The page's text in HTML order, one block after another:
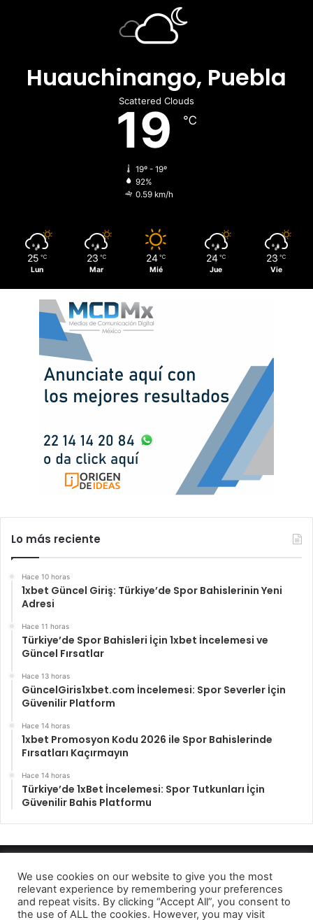
Huauchinango, Puebla
Scattered Clouds
19 ℃
19º - 19º
92%
0.59 km/h
25 ℃
Lun
23 ℃
Mar
24 ℃
Mié
24 ℃
Jue
23 ℃
Vie
Lo más reciente
Hace 10 horas
1xbet Güncel Giriş: Türkiye’de Spor Bahislerinin Yeni
Adresi
Hace 11 horas
Türkiye’de Spor Bahisleri İçin 1xbet İncelemesi ve
Güncel Fırsatlar
Hace 13 horas
GüncelGiris1xbet.com İncelemesi: Spor Severler İçin
Güvenilir Platform
Hace 14 horas
1xbet Promosyon Kodu 2026 ile Spor Bahislerinde
Fırsatları Kaçırmayın
Hace 14 horas
Türkiye’de 1xBet İncelemesi: Spor Tutkunları İçin
Güvenilir Bahis Platformu
Enfocando los hechos 2022
Aviso de privcidad
We use cookies on our website to give you the most
relevant experience by remembering your preferences
and repeat visits. By clicking “Accept All”, you consent to
the use of ALL the cookies. However, you may visit